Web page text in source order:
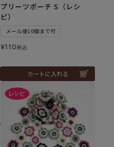
プリーツポーチ S（レシ
ピ）
メール便10個まで可
¥110税込
カートに入れる